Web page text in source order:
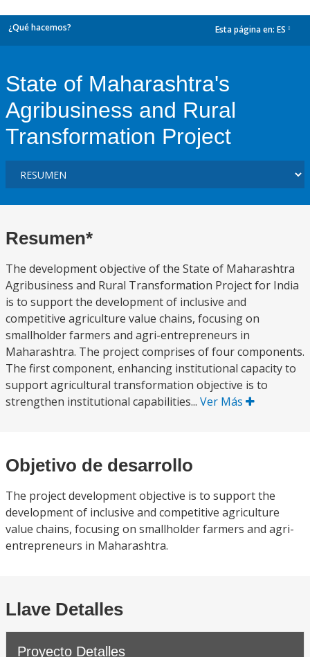
¿Qué hacemos? Esta página en: ES
State of Maharashtra's
Agribusiness and Rural
Transformation Project
Resumen*
The development objective of the State of Maharashtra
Agribusiness and Rural Transformation Project for India
is to support the development of inclusive and
competitive agriculture value chains, focusing on
smallholder farmers and agri-entrepreneurs in
Maharashtra. The project comprises of four components.
The first component, enhancing institutional capacity to
support agricultural transformation objective is to
strengthen institutional capabilities... Ver Más
Objetivo de desarrollo
The project development objective is to support the
development of inclusive and competitive agriculture
value chains, focusing on smallholder farmers and agri-
entrepreneurs in Maharashtra.
Llave Detalles
Proyecto Detalles